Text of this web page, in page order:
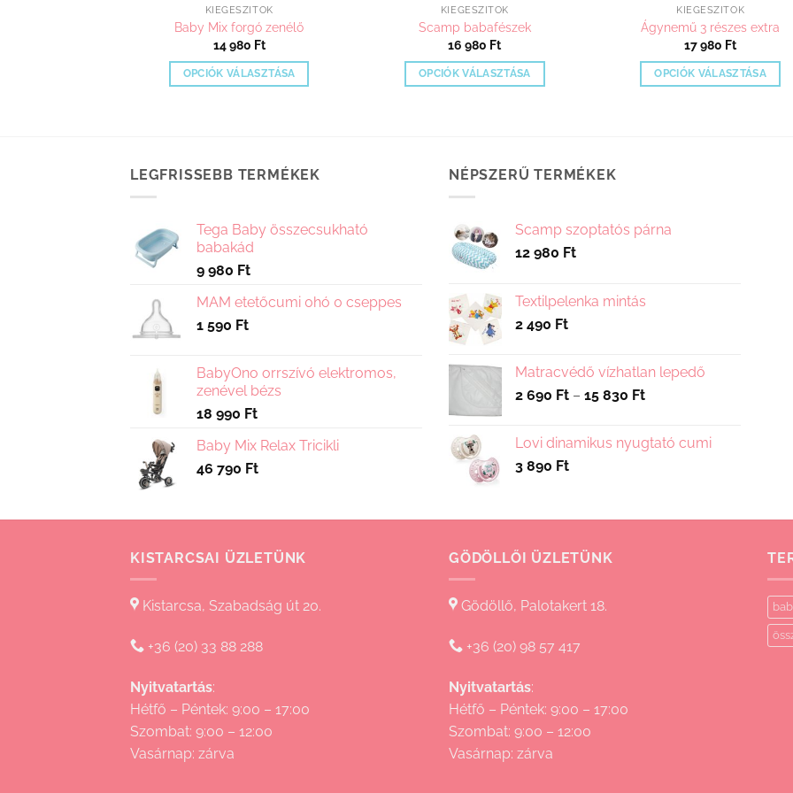
KIEGÉSZÍTŐK
Baby Mix forgó zenélő
14 980 Ft
OPCIÓK VÁLASZTÁSA
variációja
változatok
termékoldalon
választhatók
ki
KIEGÉSZÍTŐK
Scamp babafészek
16 980 Ft
OPCIÓK VÁLASZTÁSA
variációja
van.
változatok
a
választhatók
ki
KIEGÉSZÍTŐK
Ágynemű 3 részes extra
17 980 Ft
OPCIÓK VÁLASZTÁSA
LEGFRISSEBB TERMÉKEK
Tega Baby összecsukható
babakád
9 980 Ft
MAM etetőcumi 0hó 0 cseppes
1 590 Ft
BabyOno orrszívó elektromos,
zenével bézs
18 990 Ft
Baby Mix Relax Tricikli
46 790 Ft
NÉPSZERŰ TERMÉKEK
Scamp szoptatós párna
12 980 Ft
Textilpelenka mintás
2 490 Ft
Matracvédő vízhatlan lepedő
2 690 Ft – 15 830 FtÁrtartomány:
-
Lovi dinamikus nyugtató cumi
3 890 Ft
KISTARCSAI ÜZLETÜNK
Kistarcsa, Szabadság út 20.
+36 (20) 33 88 288
Nyitvatartás:
Hétfő – Péntek: 9:00 – 17:00
Szombat: 9:00 – 12:00
Vasárnap: zárva
GÖDÖLLŐI ÜZLETÜNK
Gödöllő, Palotakert 18.
+36 (20) 98 57 417
Nyitvatartás:
Hétfő – Péntek: 9:00 – 17:00
Szombat: 9:00 – 12:00
Vasárnap: zárva